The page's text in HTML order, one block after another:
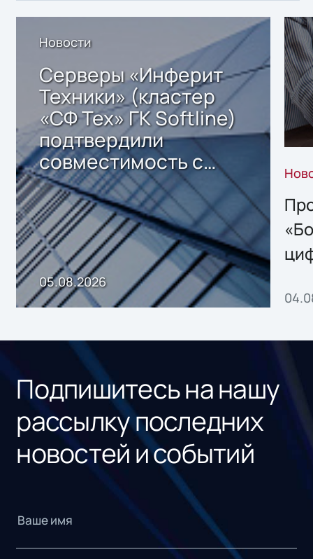
Новости
Серверы «Инферит
Техники» (кластер
«СФ Тех» ГК Softline)
подтвердили
совместимость с
решением Sharx
Storage 2.x для
хранения данных
05.08.2026
Подпишитесь на нашу
рассылку последних
новостей и событий